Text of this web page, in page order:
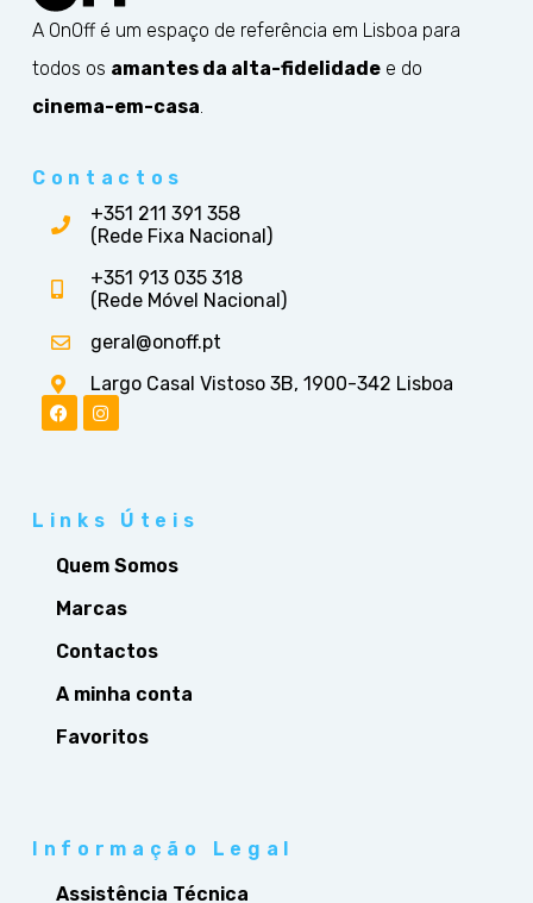
A OnOff é um espaço de referência em Lisboa para
todos os amantes da alta-fidelidadee do
cinema-em-casa.
Contactos
+351 211 391 358
(Rede Fixa Nacional)
+351 913 035 318
(Rede Móvel Nacional)
geral@onoff.pt
Largo Casal Vistoso 3B, 1900-342 Lisboa
Links Úteis
Quem Somos
Marcas
Contactos
A minha conta
Favoritos
Informação Legal
Assistência Técnica